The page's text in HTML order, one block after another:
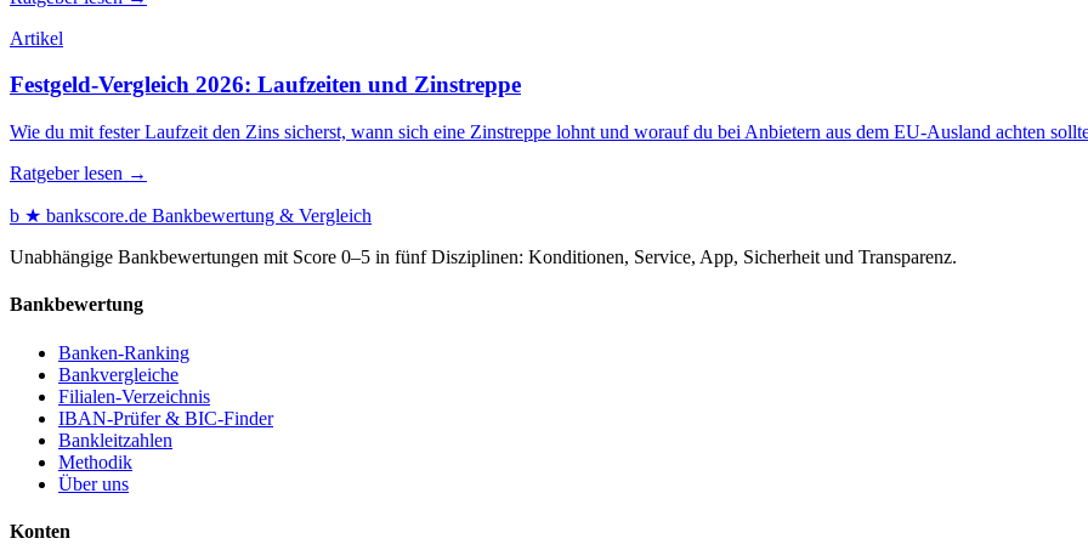
Artikel
Festgeld-Vergleich 2026: Laufzeiten und Zinstreppe
Wie du mit fester Laufzeit den Zins sicherst, wann sich eine Zinstreppe lohnt und worauf du bei Anbietern aus dem EU-Ausland achten
Ratgeber lesen →
b ★ bankscore.de Bankbewertung & Vergleich
Unabhängige Bankbewertungen mit Score 0–5 in fünf Disziplinen: Konditionen, Service, App, Sicherheit und Transparenz.
Bankbewertung
Banken-Ranking
Bankvergleiche
Filialen-Verzeichnis
IBAN-Prüfer & BIC-Finder
Bankleitzahlen
Methodik
Über uns
Konten